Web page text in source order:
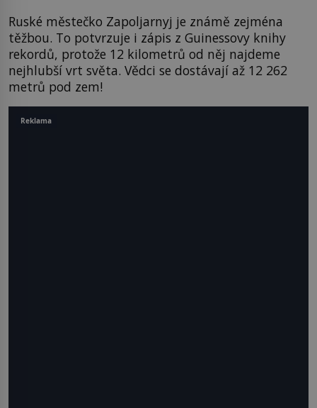
Ruské městečko Zapoljarnyj je známě zejména
těžbou. To potvrzuje i zápis z Guinessovy knihy
rekordů, protože 12 kilometrů od něj najdeme
nejhlubší vrt světa. Vědci se dostávají až 12 262
metrů pod zem!
Reklama